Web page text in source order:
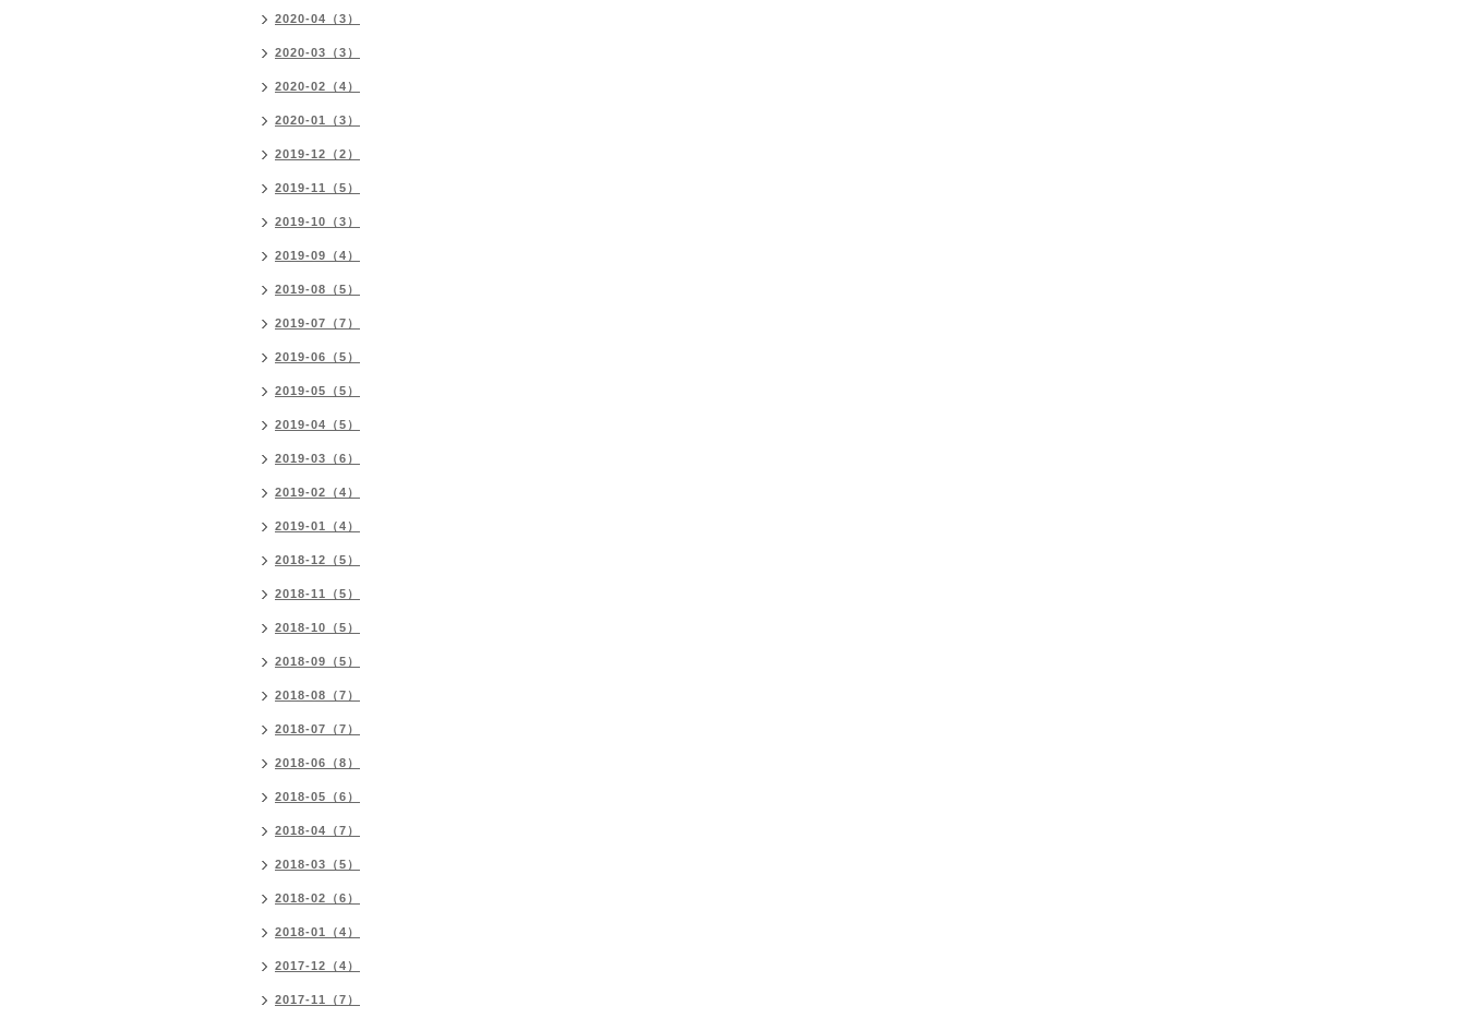
2020-04（3）
2020-03（3）
2020-02（4）
2020-01（3）
2019-12（2）
2019-11（5）
2019-10（3）
2019-09（4）
2019-08（5）
2019-07（7）
2019-06（5）
2019-05（5）
2019-04（5）
2019-03（6）
2019-02（4）
2019-01（4）
2018-12（5）
2018-11（5）
2018-10（5）
2018-09（5）
2018-08（7）
2018-07（7）
2018-06（8）
2018-05（6）
2018-04（7）
2018-03（5）
2018-02（6）
2018-01（4）
2017-12（4）
2017-11（7）